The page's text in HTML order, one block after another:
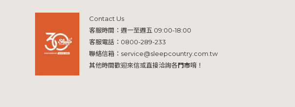
Contact Us
客服時間：週一至週五 09:00-18:00
客服電話： 0800-289-233
聯絡信箱： service@sleepcountry.com.tw
其他時間歡迎來信或直接洽詢各門市唷！